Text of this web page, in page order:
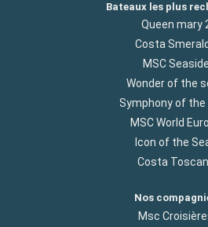
Bateaux les plus
Queen mary
Costa
MSC Seaside
Wonder of the
Symphony of the
MSC World
Icon of the
Costa
Nos
Msc